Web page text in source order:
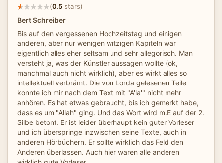
(0.5 stars)
Bert Schreiber
Bis auf den vergessenen Hochzeitstag und einigen
anderen, aber nur wenigen witzigen Kapiteln war
eigentlich alles eher seltsam und sehr allegorisch. Man
versteht ja, was der Künstler aussagen wollte (ok,
manchmal auch nicht wirklich), aber es wirkt alles so
intellektuell verbrämt. Die von Lorda gelesenen Teile
konnte ich mir nach dem Text mit "A'la'" nicht mehr
anhören. Es hat etwas gebraucht, bis ich gemerkt habe,
dass es um "Allah" ging. Und das Wort wird m.E auf der 2.
Silbe betont. Er ist leider überhaupt kein guter Vorleser
und ich überspringe inzwischen seine Texte, auch in
anderen Hörbüchern. Er sollte wirklich das Feld den
Anderen überlassen. Auch hier waren alle anderen